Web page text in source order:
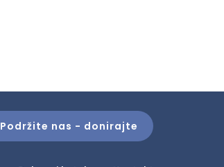
Podržite nas - donirajte